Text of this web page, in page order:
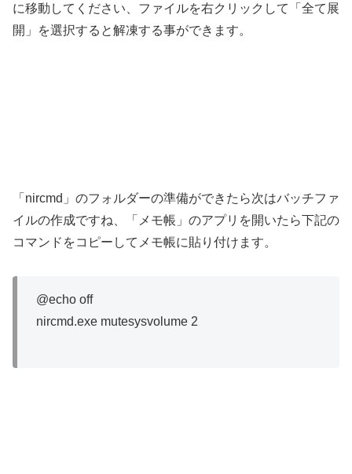
に移動してください、ファイルを右クリックして「全て展
開」を選択すると解凍する事ができます。
「nircmd」のフォルダーの準備ができたら次はバッチファ
イルの作成ですね、「メモ帳」のアプリを開いたら下記の
コマンドをコピーしてメモ帳に貼り付けます。
@echo off
nircmd.exe mutesysvolume 2